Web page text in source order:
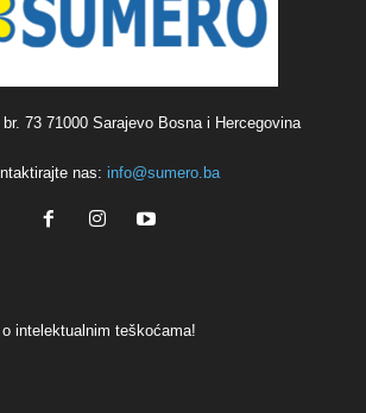
73 71000 Sarajevo Bosna i Hercegovina
nas: info@sumero.ba
intelektualnim teškoćama!